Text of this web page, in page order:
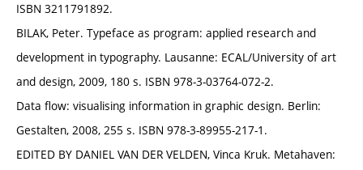
ISBN 3211791892.
BILAK, Peter. Typeface as program: applied research and
development in typography. Lausanne: ECAL/University of art
and design, 2009, 180 s. ISBN 978-3-03764-072-2.
Data flow: visualising information in graphic design. Berlin:
Gestalten, 2008, 255 s. ISBN 978-3-89955-217-1.
EDITED BY DANIEL VAN DER VELDEN, Vinca Kruk. Metahaven: